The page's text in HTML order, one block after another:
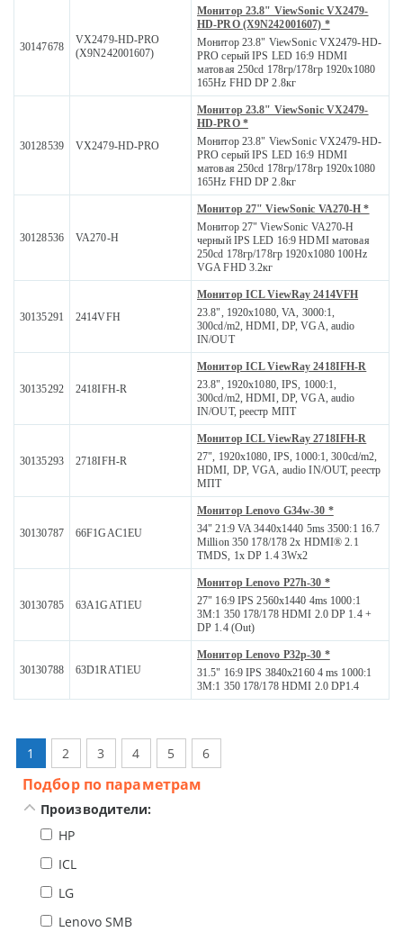
30147678
VX2479-HD-PRO
(X9N242001607)
Монитор 23.8" ViewSonic VX2479-
HD-PRO (X9N242001607) *
Монитор 23.8" ViewSonic VX2479-HD-
PRO серый IPS LED 16:9 HDMI
матовая 250cd 178гр/178гр 1920x1080
165Hz FHD DP 2.8кг
30128539 VX2479-HD-PRO
Монитор 23.8" ViewSonic VX2479-
HD-PRO *
Монитор 23.8" ViewSonic VX2479-HD-
PRO серый IPS LED 16:9 HDMI
матовая 250cd 178гр/178гр 1920x1080
165Hz FHD DP 2.8кг
30128536 VA270-H
Монитор 27" ViewSonic VA270-H *
Монитор 27" ViewSonic VA270-H
черный IPS LED 16:9 HDMI матовая
250cd 178гр/178гр 1920x1080 100Hz
VGA FHD 3.2кг
30135291 2414VFH
Монитор ICL ViewRay 2414VFH
23.8", 1920x1080, VA, 3000:1,
300cd/m2, HDMI, DP, VGA, audio
IN/OUT
30135292 2418IFH-R
Монитор ICL ViewRay 2418IFH-R
23.8", 1920x1080, IPS, 1000:1,
300cd/m2, HDMI, DP, VGA, audio
IN/OUT, реестр МПТ
30135293 2718IFH-R
Монитор ICL ViewRay 2718IFH-R
27", 1920x1080, IPS, 1000:1, 300cd/m2,
HDMI, DP, VGA, audio IN/OUT, реестр
МПТ
30130787 66F1GAC1EU
Монитор Lenovo G34w-30 *
34" 21:9 VA 3440x1440 5ms 3500:1 16.7
Million 350 178/178 2x HDMI® 2.1
TMDS, 1x DP 1.4 3Wx2
30130785 63A1GAT1EU
Монитор Lenovo P27h-30 *
27" 16:9 IPS 2560x1440 4ms 1000:1
3M:1 350 178/178 HDMI 2.0 DP 1.4 +
DP 1.4 (Out)
30130788 63D1RAT1EU
Монитор Lenovo P32p-30 *
31.5" 16:9 IPS 3840x2160 4 ms 1000:1
3M:1 350 178/178 HDMI 2.0 DP1.4
1 2 3 4 5 6
Подбор по параметрам
Производители:
HP
ICL
LG
Lenovo SMB